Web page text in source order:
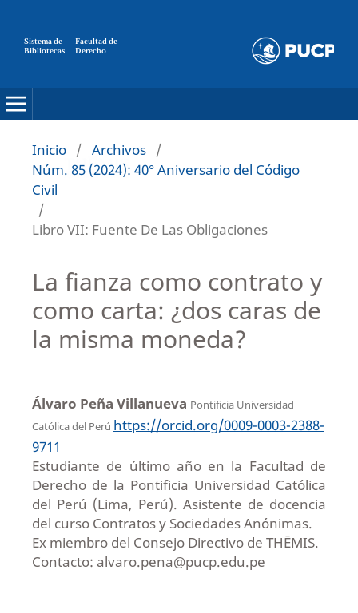
Sistema de
Bibliotecas
Facultad de
Derecho
Inicio / Archivos /
Núm. 85 (2024): 40° Aniversario del Código
Civil
/
Libro VII: Fuente De Las Obligaciones
La fianza como contrato y
como carta: ¿dos caras de
la misma moneda?
Álvaro Peña Villanueva Pontificia Universidad
Católica del Perú https://orcid.org/0009-0003-2388-
9711
Estudiante de último año en la Facultad de
Derecho de la Pontificia Universidad Católica
del Perú (Lima, Perú). Asistente de docencia
del curso Contratos y Sociedades Anónimas.
Ex miembro del Consejo Directivo de THĒMIS.
Contacto: alvaro.pena@pucp.edu.pe